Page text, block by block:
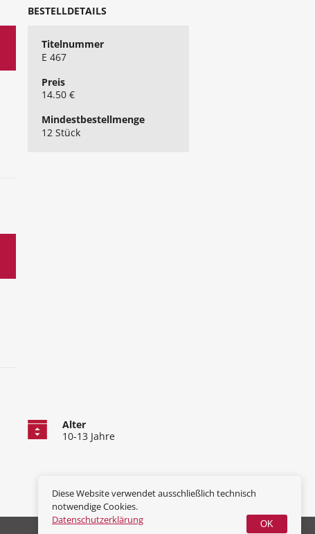
BESTELLDETAILS
Titelnummer
E 467
Preis
14.50 €
Mindest​bestellmenge
12 Stück
Alter
10-13 Jahre
Diese Website verwendet ausschließlich technisch
notwendige Cookies.
Datenschutzerklärung
OK